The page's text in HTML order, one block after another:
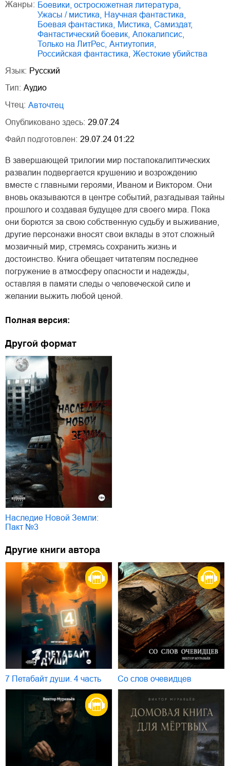
Жанры: боевики, остросюжетная литература
ужасы / мистика
научная фантастика
боевая фантастика
мистика Самиздат,
фантастический боевик
апокалипсис
только на ЛитРес
антиутопия
российская фантастика
жестокие убийства
Язык: Русский
Тип: Аудио
Чтец:
Авточтец
Опубликовано здесь: 29.07.24
Файл подготовлен: 29.07.24 01:22
В завершающей трилогии мир постапокалиптических
развалин подвергается крушению и возрождению
вместе с главными героями, Иваном и Виктором. Они
вновь оказываются в центре событий, разгадывая тайны
прошлого и создавая будущее для своего мира. Пока
они борются за свою собственную судьбу и выживание,
другие персонажи вносят свои вклады в этот сложный
мозаичный мир, стремясь сохранить жизнь и
достоинство. Книга обещает читателям последнее
погружение в атмосферу опасности и надежды,
оставляя в памяти следы о человеческой силе и
желании выжить любой ценой.
Полная версия:
Другой формат
Наследие Новой Земли:
Пакт №3
Другие книги автора
7 Петабайт души. 4 часть Со слов очевидцев